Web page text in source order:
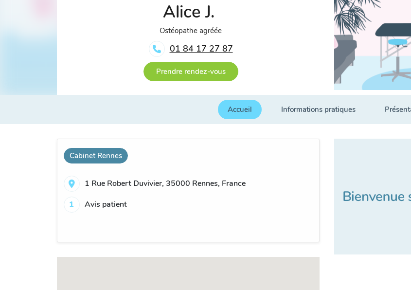
Alice J.
Ostéopathe agréée
01 84 17 27 87
Prendre rendez-vous
Accueil Informations pratiques
Cabinet Rennes
1 Rue Robert Duvivier, 35000 Rennes, France
1
Avis patient